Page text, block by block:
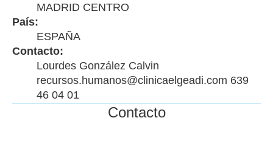
MADRID CENTRO
País:
ESPAÑA
Contacto:
Lourdes González Calvin
recursos.humanos@clinicaelgeadi.com 639
46 04 01
Contacto